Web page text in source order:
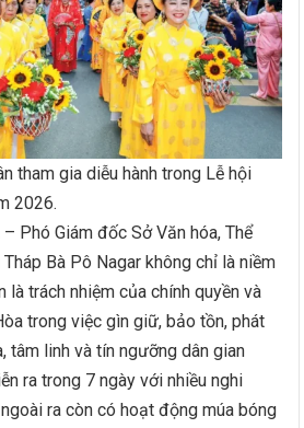
tham gia diễu hành trong Lễ hội
2026.
Phó Giám đốc Sở Văn hóa, Thể
Bà Pô Nagar không chỉ là niềm
là trách nhiệm của chính quyền và
trong việc gìn giữ, bảo tồn, phát
tâm linh và tín ngưỡng dân gian
ra trong 7 ngày với nhiều nghi
ra còn có hoạt động múa bóng